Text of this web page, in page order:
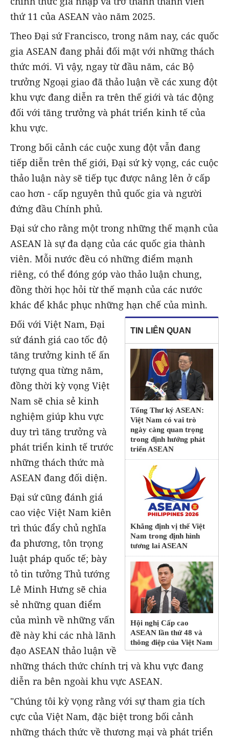
thứ 11 của ASEAN vào năm 2025.
Theo Đại sứ Francisco, trong năm nay, các quốc
gia ASEAN đang phải đối mặt với những thách
thức mới. Vì vậy, ngay từ đầu năm, các Bộ
trưởng Ngoại giao đã thảo luận về các xung đột
khu vực đang diễn ra trên thế giới và tác động
đối với tăng trưởng và phát triển kinh tế của
khu vực.
Trong bối cảnh các cuộc xung đột vẫn đang
tiếp diễn trên thế giới, Đại sứ kỳ vọng, các cuộc
thảo luận này sẽ tiếp tục được nâng lên ở cấp
cao hơn - cấp nguyên thủ quốc gia và người
đứng đầu Chính phủ.
Đại sứ cho rằng một trong những thế mạnh của
ASEAN là sự đa dạng của các quốc gia thành
viên. Mỗi nước đều có những điểm mạnh
riêng, có thể đóng góp vào thảo luận chung,
đồng thời học hỏi từ thế mạnh của các nước
khác để khắc phục những hạn chế của mình.
TIN LIÊN QUAN
Tổng Thư ký ASEAN:
Việt Nam có vai trò
ngày càng quan trọng
trong định hướng phát
triển ASEAN
Khẳng định vị thế Việt
Nam trong định hình
tương lai ASEAN
Hội nghị Cấp cao
ASEAN lần thứ 48 và
thông điệp của Việt Nam
Đối với Việt Nam, Đại
sứ đánh giá cao tốc độ
tăng trưởng kinh tế ấn
tượng qua từng năm,
đồng thời kỳ vọng Việt
Nam sẽ chia sẻ kinh
nghiệm giúp khu vực
duy trì tăng trưởng và
phát triển kinh tế trước
những thách thức mà
ASEAN đang đối diện.
Đại sứ cũng đánh giá
cao việc Việt Nam kiên
trì thúc đẩy chủ nghĩa
đa phương, tôn trọng
luật pháp quốc tế; bày
tỏ tin tưởng Thủ tướng
Lê Minh Hưng sẽ chia
sẻ những quan điểm
của mình về những vấn
đề này khi các nhà lãnh
đạo ASEAN thảo luận về
những thách thức chính trị và khu vực đang
diễn ra bên ngoài khu vực ASEAN.
"Chúng tôi kỳ vọng rằng với sự tham gia tích
cực của Việt Nam, đặc biệt trong bối cảnh
những thách thức về thương mại và phát triển